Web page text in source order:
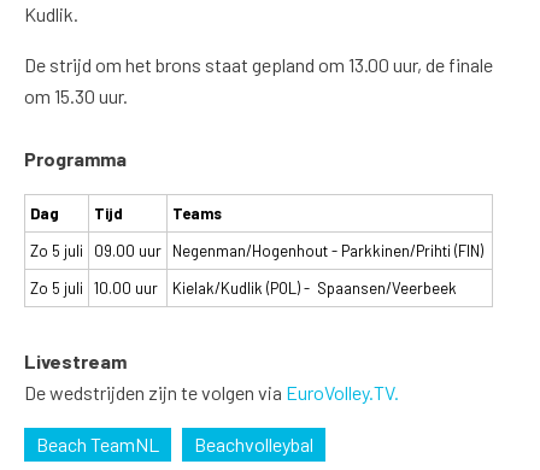
Kudlik.
De strijd om het brons staat gepland om 13.00 uur, de finale
om 15.30 uur.
Programma
Dag Tijd
Teams
Zo 5 juli
09.00 uur
Negenman/Hogenhout - Parkkinen/Prihti (FIN)
Zo 5 juli
10.00 uur Kielak/Kudlik (POL) - Spaansen/Veerbeek
Livestream
De wedstrijden zijn te volgen via EuroVolley.TV.
Beach TeamNL Beachvolleybal